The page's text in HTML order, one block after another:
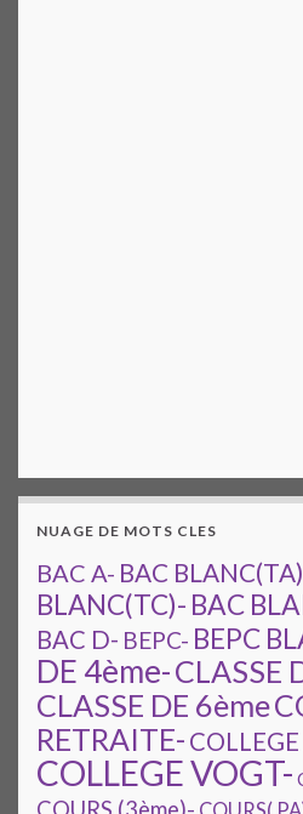
NUAGE DE MOTS CLES
BAC A- BAC
BLANC(TC)- BAC
BAC D- BEPC- BEPC
DE 4ème-CLASSE
CLASSE DE 6ème
RETRAITE-
COLLEGE VOGT-